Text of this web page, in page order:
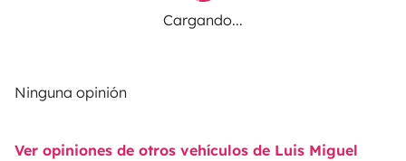
Cargando...
Ninguna opinión
Ver opiniones de otros vehículos de Luis Miguel